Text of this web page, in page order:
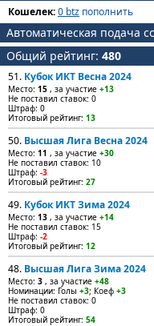
Кошелек:0 btz пополнить
Автоматическая подача
Общий рейтинг: 480
51. Кубок ИКТ Весна 2024
Место: 15 , за участие +13
Не поставил ставок: 0
Штраф: 0
Итоговый рейтинг: 13
50. Высшая Лига Весна 2024
Место: 11 , за участие +30
Не поставил ставок: 10
Штраф: -3
Итоговый рейтинг: 27
49. Кубок ИКТ Зима 2024
Место: 13 , за участие +14
Не поставил ставок: 15
Штраф: -2
Итоговый рейтинг: 12
48. Высшая Лига Зима 2024
Место: 3 , за участие +48
Номинации: Голы +3; Коеф +3
Не поставил ставок: 0
Штраф: 0
Итоговый рейтинг: 54